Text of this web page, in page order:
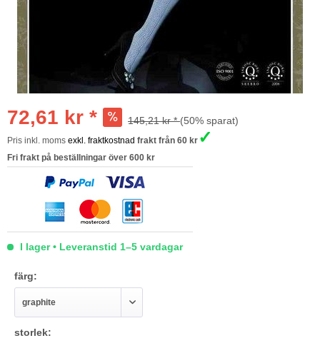
72,61 kr * 145,21 kr *(50% sparat)
Pris inkl. moms exkl. fraktkostnad frakt från 60 kr ✓
Fri frakt på beställningar över 600 kr
I lager • Leveranstid 1–5 vardagar
färg:
storlek: